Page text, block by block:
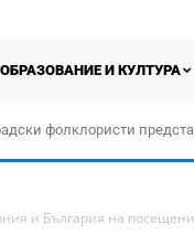
ОБРАЗОВАНИЕ И КУЛТУРА
фолклористи
„Прођох Левач, прођох
и България на